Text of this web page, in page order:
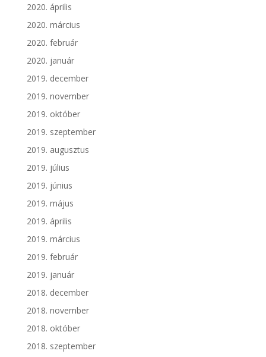
2020. április
2020. március
2020. február
2020. január
2019. december
2019. november
2019. október
2019. szeptember
2019. augusztus
2019. július
2019. június
2019. május
2019. április
2019. március
2019. február
2019. január
2018. december
2018. november
2018. október
2018. szeptember